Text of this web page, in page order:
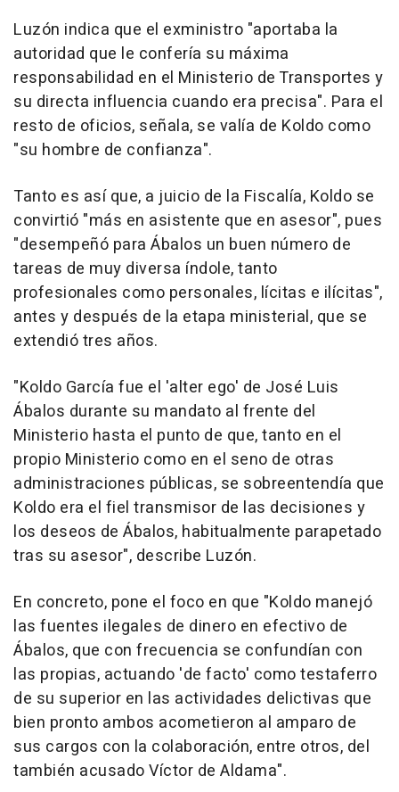
Luzón indica que el exministro "aportaba la
autoridad que le confería su máxima
responsabilidad en el Ministerio de Transportes y
su directa influencia cuando era precisa". Para el
resto de oficios, señala, se valía de Koldo como
"su hombre de confianza".
Tanto es así que, a juicio de la Fiscalía, Koldo se
convirtió "más en asistente que en asesor", pues
"desempeñó para Ábalos un buen número de
tareas de muy diversa índole, tanto
profesionales como personales, lícitas e ilícitas",
antes y después de la etapa ministerial, que se
extendió tres años.
"Koldo García fue el 'alter ego' de José Luis
Ábalos durante su mandato al frente del
Ministerio hasta el punto de que, tanto en el
propio Ministerio como en el seno de otras
administraciones públicas, se sobreentendía que
Koldo era el fiel transmisor de las decisiones y
los deseos de Ábalos, habitualmente parapetado
tras su asesor", describe Luzón.
En concreto, pone el foco en que "Koldo manejó
las fuentes ilegales de dinero en efectivo de
Ábalos, que con frecuencia se confundían con
las propias, actuando 'de facto' como testaferro
de su superior en las actividades delictivas que
bien pronto ambos acometieron al amparo de
sus cargos con la colaboración, entre otros, del
también acusado Víctor de Aldama".